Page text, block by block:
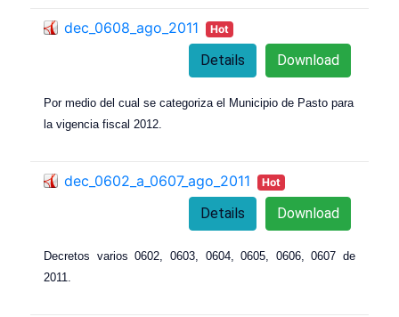
dec_0608_ago_2011 Hot
Download
Details
Por medio del cual se categoriza el Municipio de Pasto para
la vigencia fiscal 2012.
dec_0602_a_0607_ago_2011 Hot
Download
Details
Decretos varios 0602, 0603, 0604, 0605, 0606, 0607 de
2011.